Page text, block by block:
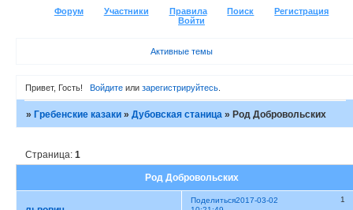
Форум Участники Правила Поиск
Регистрация
Войти
Активные темы
Привет, Гость! Войдитеили зарегистрируйтесь.
»Гребенские казаки »Дубовская станица »Род Добровольских
Род Добровольских
Страница:1
Поделиться 1
2017-03-02